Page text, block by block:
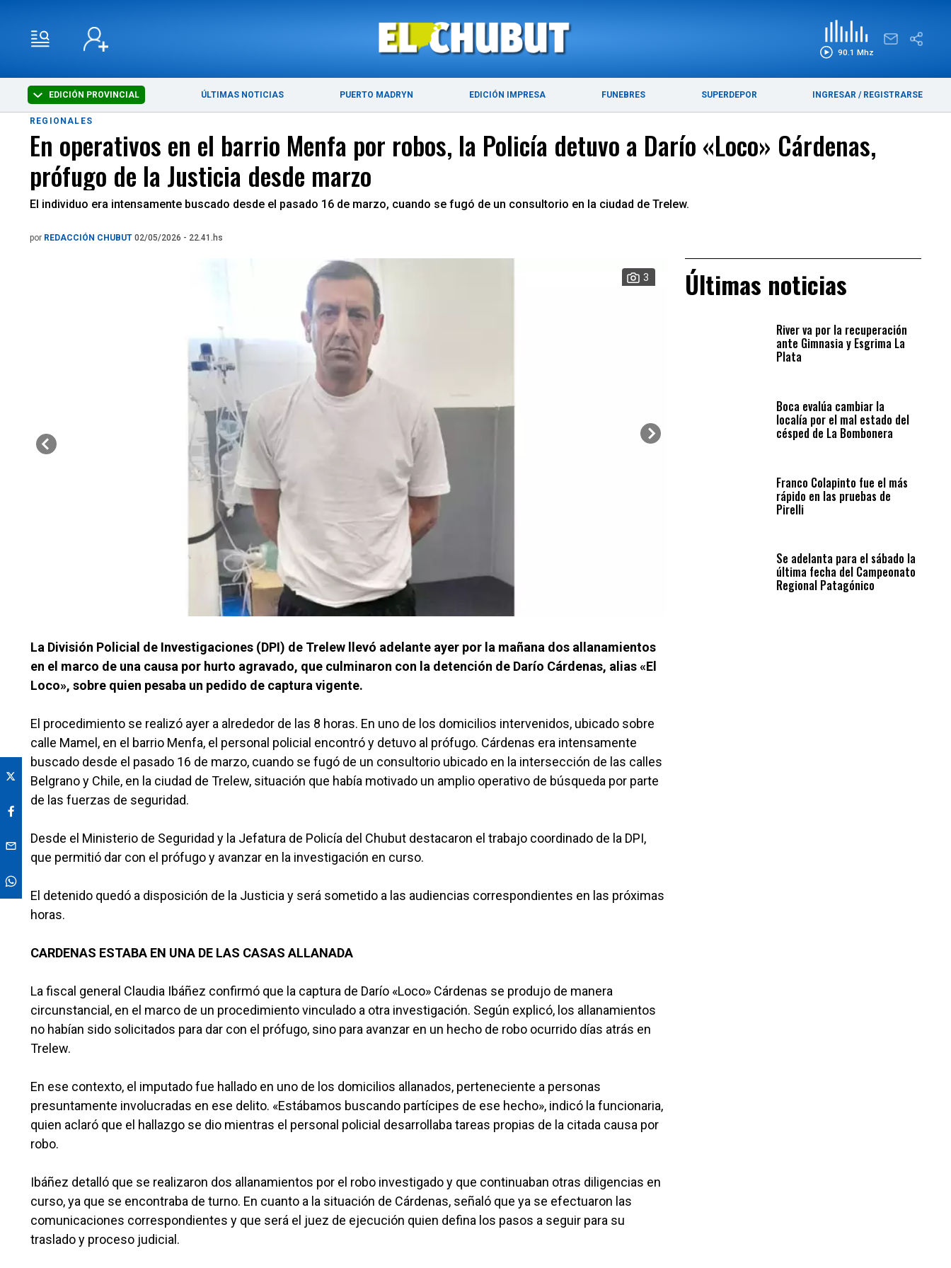
90.1 Mhz
EDICIÓN PROVINCIAL ÚLTIMAS NOTICIAS PUERTO MADRYN EDICIÓN IMPRESA FUNEBRES SUPERDEPOR INGRESAR / REGISTRARSE
ÚLTIMAS NOTICIAS PUERTO MADRYN
REGIONALES
En operativos en el barrio Menfa por robos, la Policía detuvo a Darío «Loco» Cárdenas,
prófugo de la Justicia desde marzo
El individuo era intensamente buscado desde el pasado 16 de marzo, cuando se fugó de un consultorio en la ciudad de Trelew.
por REDACCIÓN CHUBUT 02/05/2026 - 22.41.hs
3
La División Policial de Investigaciones (DPI) de Trelew llevó adelante ayer por la mañana dos allanamientos
en el marco de una causa por hurto agravado, que culminaron con la detención de Darío Cárdenas, alias «El
Loco», sobre quien pesaba un pedido de captura vigente.
El procedimiento se realizó ayer a alrededor de las 8 horas. En uno de los domicilios intervenidos, ubicado sobre
calle Mamel, en el barrio Menfa, el personal policial encontró y detuvo al prófugo. Cárdenas era intensamente
buscado desde el pasado 16 de marzo, cuando se fugó de un consultorio ubicado en la intersección de las calles
Belgrano y Chile, en la ciudad de Trelew, situación que había motivado un amplio operativo de búsqueda por parte
de las fuerzas de seguridad.
Desde el Ministerio de Seguridad y la Jefatura de Policía del Chubut destacaron el trabajo coordinado de la DPI,
que permitió dar con el prófugo y avanzar en la investigación en curso.
El detenido quedó a disposición de la Justicia y será sometido a las audiencias correspondientes en las próximas
horas.
CARDENAS ESTABA EN UNA DE LAS CASAS ALLANADA
La fiscal general Claudia Ibáñez confirmó que la captura de Darío «Loco» Cárdenas se produjo de manera
circunstancial, en el marco de un procedimiento vinculado a otra investigación. Según explicó, los allanamientos
no habían sido solicitados para dar con el prófugo, sino para avanzar en un hecho de robo ocurrido días atrás en
Trelew.
En ese contexto, el imputado fue hallado en uno de los domicilios allanados, perteneciente a personas
presuntamente involucradas en ese delito. «Estábamos buscando partícipes de ese hecho», indicó la funcionaria,
quien aclaró que el hallazgo se dio mientras el personal policial desarrollaba tareas propias de la citada causa por
robo.
Ibáñez detalló que se realizaron dos allanamientos por el robo investigado y que continuaban otras diligencias en
curso, ya que se encontraba de turno. En cuanto a la situación de Cárdenas, señaló que ya se efectuaron las
comunicaciones correspondientes y que será el juez de ejecución quien defina los pasos a seguir para su
traslado y proceso judicial.
Últimas noticias
River va por la recuperación
ante Gimnasia y Esgrima La
Plata
Boca evalúa cambiar la
localía por el mal estado del
césped de La Bombonera
Franco Colapinto fue el más
rápido en las pruebas de
Pirelli
Se adelanta para el sábado la
última fecha del Campeonato
Regional Patagónico